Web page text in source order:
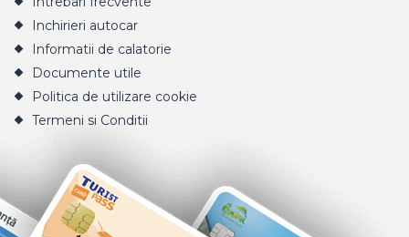
Inchirieri autocar
Informatii de calatorie
Documente utile
Politica de utilizare cookie
Termeni si Conditii